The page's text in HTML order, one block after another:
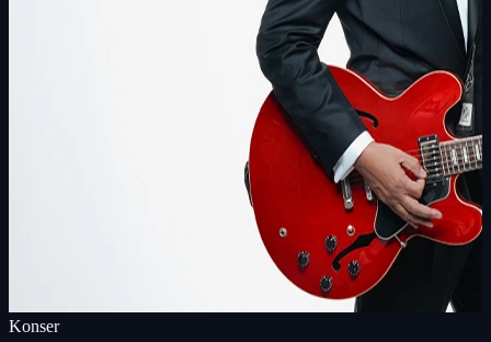
Konser